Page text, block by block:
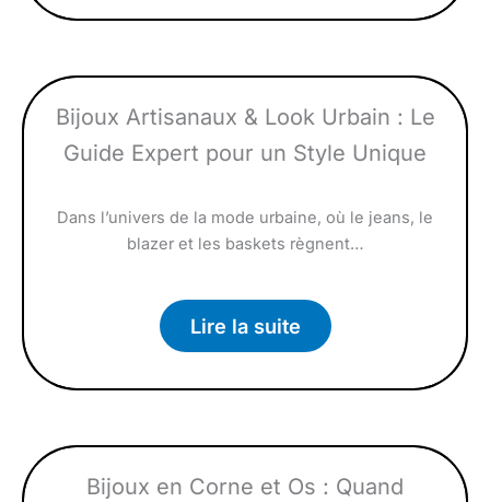
Bijoux Artisanaux & Look Urbain : Le
Guide Expert pour un Style Unique
Dans l’univers de la mode urbaine, où le jeans, le
blazer et les baskets règnent…
Lire la suite
Bijoux en Corne et Os : Quand